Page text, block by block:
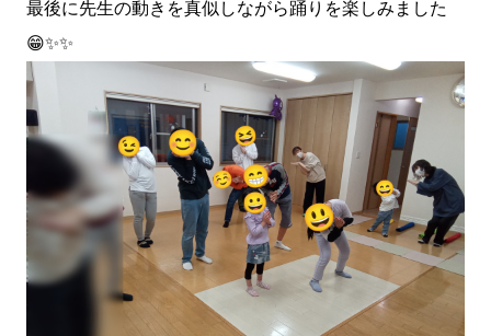
最後に先生の動きを真似しながら踊りを楽しみました
😁✨✨